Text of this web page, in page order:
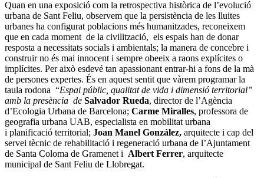
Quan en una exposició com la retrospectiva històrica de l’evolució
urbana de Sant Feliu, observem que la persistència de les lluites
urbanes ha configurat poblacions més humanitzades, reconeixem
que en cada moment de la civilització, els espais han de donar
resposta a necessitats socials i ambientals; la manera de concebre i
construir no és mai innocent i sempre obeeix a raons explícites o
implícites. Per això esdevé tan apassionant entrar-hi a fons de la mà
de persones expertes. És en aquest sentit que vàrem programar la
taula rodona “Espai públic, qualitat de vida i dimensió territorial”
amb la presència de Salvador Rueda, director de l’Agència
d’Ecologia Urbana de Barcelona; Carme Miralles, professora de
geografia urbana UAB, especialista en mobilitat urbana
i planificació territorial; Joan Manel González, arquitecte i cap del
servei tècnic de rehabilitació i regeneració urbana de l’Ajuntament
de Santa Coloma de Gramenet i Albert Ferrer, arquitecte
municipal de Sant Feliu de Llobregat.